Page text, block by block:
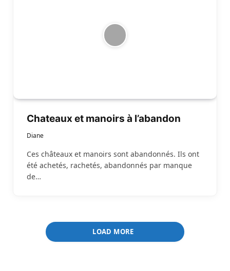
Chateaux et manoirs à l’abandon
Diane
Ces châteaux et manoirs sont abandonnés. Ils ont
été achetés, rachetés, abandonnés par manque
de…
LOAD MORE